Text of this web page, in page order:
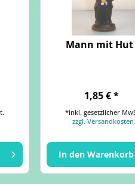
Mann mit Hut
1,85 € *
*inkl. gesetzlicher
zzgl. Versandkosten
In den Warenkorb